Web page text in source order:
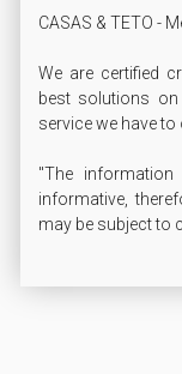
CASAS & TETO -
We are certified
best solutions
service we have to
"The
informative,
may be subject to